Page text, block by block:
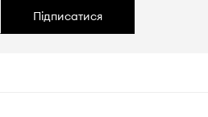
Підписатися